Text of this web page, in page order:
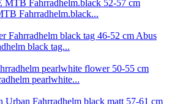
Fahrradhelm.black...
Abus
black tag...
pearlwhite...